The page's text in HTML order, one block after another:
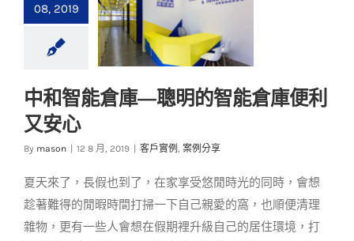
08, 2019
中和智能倉庫—聰明
心
中和智能倉庫—聰明的智能倉庫便利
又安心
By mason 12 8 月, 2019 客戶實例 , 案例分享
夏天來了，長假也到了，在家享受悠閒時光的同時，會想
趁著難得的閒暇時間打掃一下自己親愛的窩，也順便清理
雜物，更有一些人會想在假期裡升級自己的居住環境，打